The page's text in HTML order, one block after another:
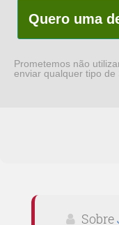
Quero uma
Prometemos não
enviar qualquer tipo de
Sobre